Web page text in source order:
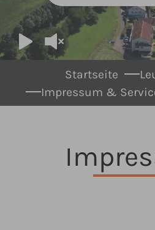
Startseite
Impressum &